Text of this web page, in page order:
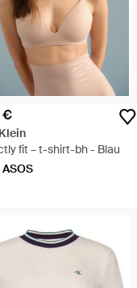
€
fit – t-shirt-bh - Blau
ASOS